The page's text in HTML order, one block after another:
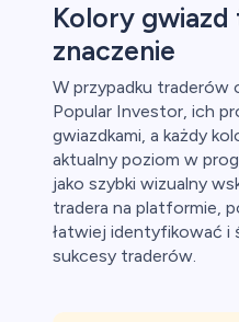
Kolory
znaczenie
W przypadku traderów
Popular Investor, ich
gwiazdkami, a każdy
aktualny poziom w
jako szybki wizualny
tradera na platformie,
łatwiej identyfikować i
sukcesy traderów.